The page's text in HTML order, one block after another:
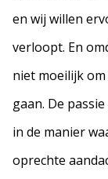
en wij willen
verloopt. En
niet moeilijk
gaan. De
in de manier
oprechte